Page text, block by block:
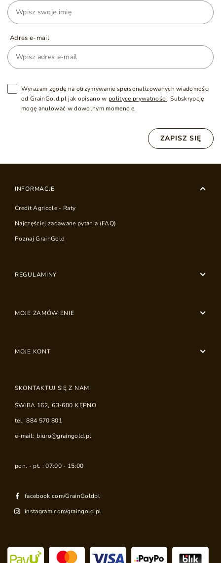
Adres e-mail
Wyrażam zgodę na otrzymywanie spersonalizowanych wiadomości
od GrainGold.pl jak opisano w polityce prywatności. Subskrypcję
mogę anulować w dowolnym momencie.
ZAPISZ SIĘ
INFORMACJE
Credit Agricole - Raty
Najczęściej zadawane pytania (FAQ)
Poznaj GrainGold
REGULAMINY
MOJE ZAMÓWIENIE
MOJE KONT
SKONTAKTUJ SIĘ Z NAMI
ŚWIBA 162, 63-600 KĘPNO
tel. 884 570 801
e-mail: biuro@graingold.pl
pon. - pt. : 07:00 - 15:00
facebook.com/GrainGoldpl
instagram.com/graingold.pl